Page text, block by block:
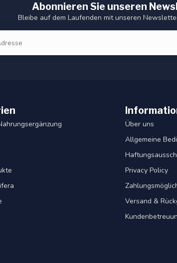
Abonnieren Sie unseren
Bleibe auf dem Laufenden mit unseren
Über uns
Allgemeine
Privacy Policy
Versand &